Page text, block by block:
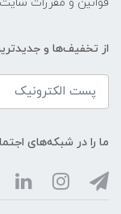
از تخفیف‌ها و
ما را در شبکه‌های